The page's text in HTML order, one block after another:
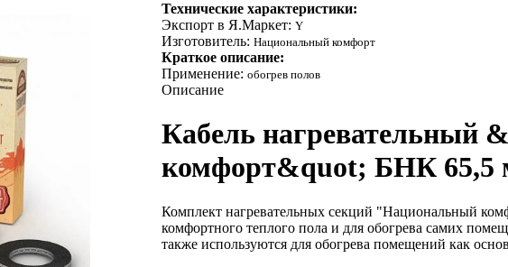
Технические характеристики:
Экспорт в Я.Маркет: Y
Изготовитель: Национальный комфорт
Краткое описание:
Применение: обогрев полов
Описание
Кабель нагревательный
комфорт&quot; БНК 65,5
Комплект нагревательных секций "Национальный
комфортного теплого пола и для обогрева самих
также используются для обогрева помещений как